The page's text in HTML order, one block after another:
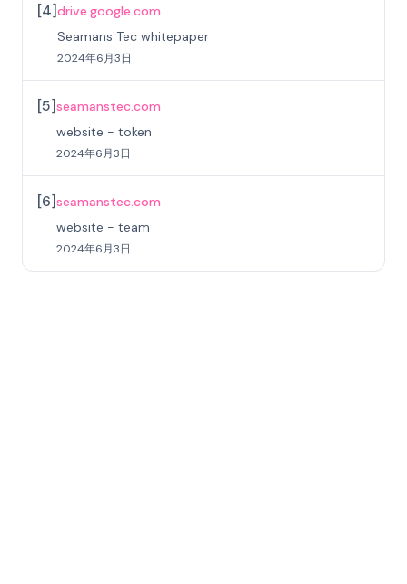
[4]drive.google.com
Seamans Tec whitepaper
2024年6月3日
[5]seamanstec.com
website - token
2024年6月3日
[6]seamanstec.com
website - team
2024年6月3日